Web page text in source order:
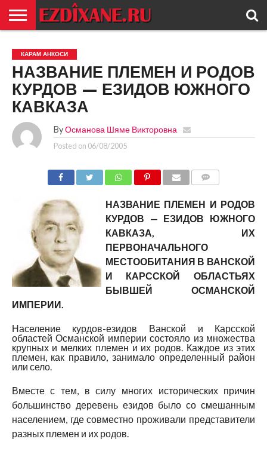
ЕЗИДИЗМ
НОВОСТИ
ИСТОРИЯ
КУЛЬТУРА
КОНТАКТ
КАРАМ АНКОСИ
НАЗВАНИЕ ПЛЕМЕН И РОДОВ
КУРДОВ — ЕЗИДОВ ЮЖНОГО
КАВКАЗА
By Османова Шяме Викторовна
Posted on 06/08/2005
НАЗВАНИЕ ПЛЕМЕН И РОДОВ
КУРДОВ — ЕЗИДОВ ЮЖНОГО
КАВКАЗА, ИХ
ПЕРВОНАЧАЛЬНОГО
МЕСТООБИТАНИЯ В ВАНСКОЙ
И КАРССКОЙ ОБЛАСТЬЯХ
БЫВШЕЙ ОСМАНСКОЙ
ИМПЕРИИ.
Население курдов-езидов Ванской и Карсской
областей Османской империи состояло из множества
крупных и мелких племен и их родов. Каждое из этих
племен, как правило, занимало определенный район
или село.
Вместе с тем, в силу многих исторических причин
большинство деревень езидов было со смешанным
населением, где совместно проживали представители
разных племен и их родов.